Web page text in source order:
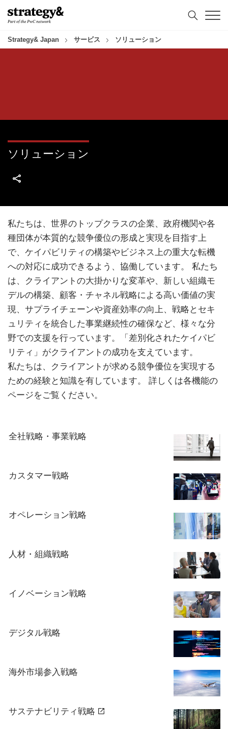
ン
ン
ツ
ッ
ー
へ
Strategy& Japan サービス ソリューション
ソリューション
私たちは、世界のトップクラスの企業、政府機関や各
種団体が本質的な競争優位の形成と実現を目指す上
で、ケイパビリティの構築やビジネス上の重大な転機
への対応に成功できるよう、協働しています。 私たち
は、クライアントの大掛かりな変革や、新しい組織モ
デルの構築、顧客・チャネル戦略による高い価値の実
現、サプライチェーンや資産効率の向上、戦略とセキ
ュリティを統合した事業継続性の確保など、様々な分
野での支援を行っています。「差別化されたケイパビ
リティ」がクライアントの成功を支えています。
私たちは、クライアントが求める競争優位を実現する
ための経験と知識を有しています。 詳しくは各機能の
ページをご覧ください。
全社戦略・事業戦略
カスタマー戦略
オペレーション戦略
人材・組織戦略
イノベーション戦略
デジタル戦略
海外市場参入戦略
サステナビリティ戦略